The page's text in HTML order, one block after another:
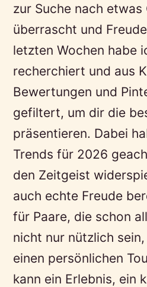
zur Suche nach etwas
überrascht und
letzten Wochen habe
recherchiert und aus
Bewertungen und
gefiltert, um dir die
präsentieren. Dabei
Trends für 2026
den Zeitgeist
auch echte Freude
für Paare, die schon
nicht nur nützlich
einen persönlichen
kann ein Erlebnis, ein